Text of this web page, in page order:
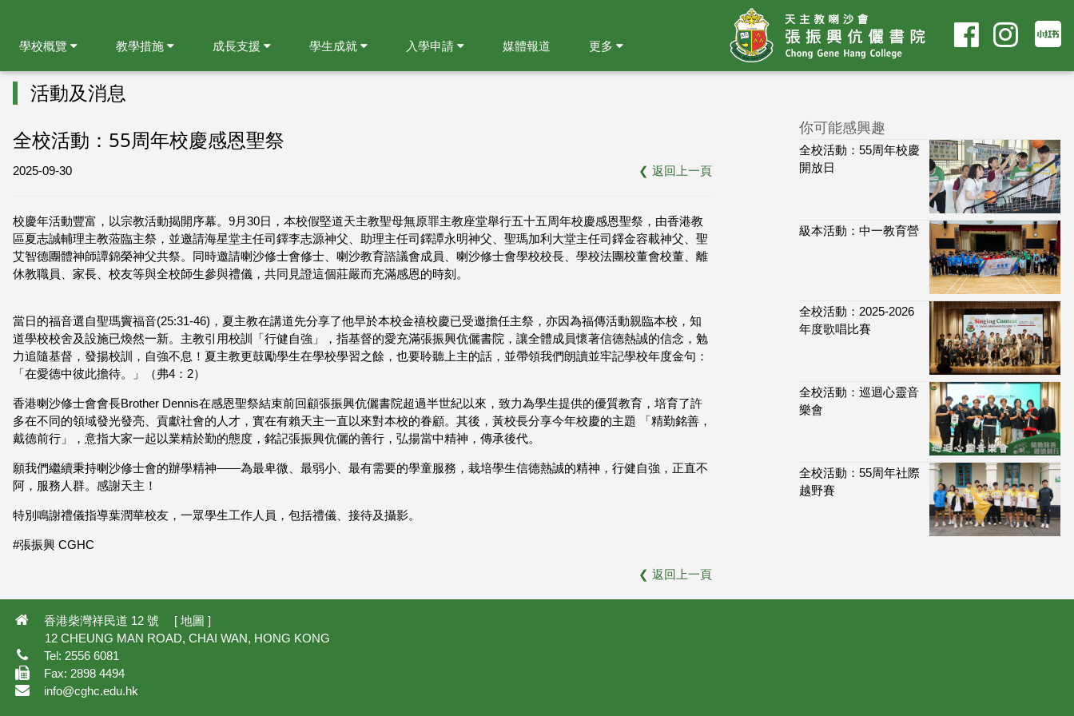
學校概覽 教學措施 成長支援 學生成就 入學申請 媒體報道 更多
活動及消息
全校活動：55周年校慶感恩聖祭
2025-09-30 ❮ 返回上一頁
校慶年活動豐富，以宗教活動揭開序幕。9月30日，本校假堅道天主教聖母無原罪主教座堂舉行五十五周年校慶感恩聖祭，由香港教
區夏志誠輔理主教蒞臨主祭，並邀請海星堂主任司鐸李志源神父、助理主任司鐸譚永明神父、聖瑪加利大堂主任司鐸金容載神父、聖
艾智德團體神師譚錦榮神父共祭。同時邀請喇沙修士會修士、喇沙教育諮議會成員、喇沙修士會學校校長、學校法團校董會校董、離
休教職員、家長、校友等與全校師生參與禮儀，共同見證這個莊嚴而充滿感恩的時刻。
當日的福音選自聖瑪竇福音(25:31-46)，夏主教在講道先分享了他早於本校金禧校慶已受邀擔任主祭，亦因為福傳活動親臨本校，知
道學校校舍及設施已煥然一新。主教引用校訓「行健自強」，指基督的愛充滿張振興伉儷書院，讓全體成員懷著信德熱誠的信念，勉
力追隨基督，發揚校訓，自強不息！夏主教更鼓勵學生在學校學習之餘，也要聆聽上主的話，並帶領我們朗讀並牢記學校年度金句：
「在愛德中彼此擔待。」（弗4：2）
香港喇沙修士會會長Brother Dennis在感恩聖祭結束前回顧張振興伉儷書院超過半世紀以來，致力為學生提供的優質教育，培育了許
多在不同的領域發光發亮、貢獻社會的人才，實在有賴天主一直以來對本校的眷顧。其後，黃校長分享今年校慶的主題 「精勤銘善，
戴德前行」，意指大家一起以業精於勤的態度，銘記張振興伉儷的善行，弘揚當中精神，傳承後代。
願我們繼續秉持喇沙修士會的辦學精神——為最卑微、最弱小、最有需要的學童服務，栽培學生信德熱誠的精神，行健自強，正直不
阿，服務人群。感謝天主！
特別鳴謝禮儀指導葉潤華校友，一眾學生工作人員，包括禮儀、接待及攝影。
#張振興 CGHC
❮ 返回上一頁
你可能感興趣
全校活動：55周年校慶
開放日
級本活動：中一教育營
全校活動：2025-2026
年度歌唱比賽
全校活動：巡迴心靈音
樂會
全校活動：55周年社際
越野賽
香港柴灣祥民道 12 號 [ 地圖]
12 CHEUNG MAN ROAD, CHAI WAN, HONG KONG
Tel: 2556 6081
Fax: 2898 4494
info@cghc.edu.hk